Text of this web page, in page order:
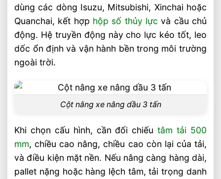
dùng các dòng Isuzu, Mitsubishi, Xinchai hoặc
Quanchai, kết hợp hộp số thủy lực và cầu chủ
động. Hệ truyền động này cho lực kéo tốt, leo
dốc ổn định và vận hành bền trong môi trường
ngoài trời.
Cột nâng xe nâng dầu 3 tấn
Khi chọn cấu hình, cần đối chiếutâm tải 500
mm, chiều cao nâng, chiều cao còn lại của tải,
và điều kiện mặt nền. Nếu nâng càng hàng dài,
pallet nặng hoặc hàng lệch tâm, tải trọng danh